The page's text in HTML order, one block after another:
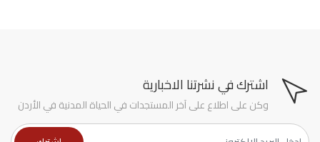
اشترك في نشرتنا الاخبارية
وكن على اطلاع على آخر المستجدات في الحياة المدنية في الأردن